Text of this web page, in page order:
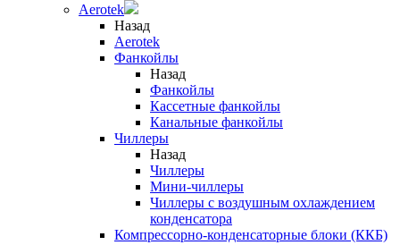
Aerotek
Назад
Aerotek
Фанкойлы
Назад
Фанкойлы
Кассетные фанкойлы
Канальные фанкойлы
Чиллеры
Назад
Чиллеры
Мини-чиллеры
Чиллеры с воздушным охлаждением
конденсатора
Компрессорно-конденсаторные блоки (ККБ)